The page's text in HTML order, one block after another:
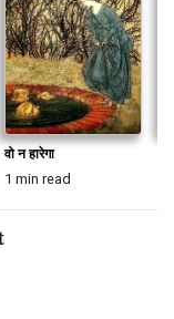
वो न हारेगा
1 min read